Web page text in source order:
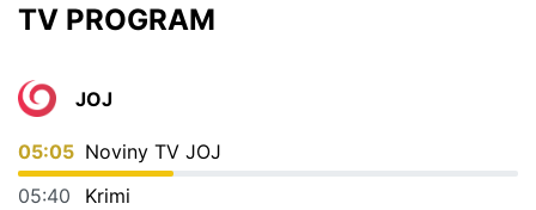
TV PROGRAM
JOJ
05:05 Noviny TV JOJ
05:40
Krimi